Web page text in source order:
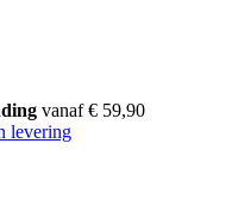
vanaf € 59,90
levering